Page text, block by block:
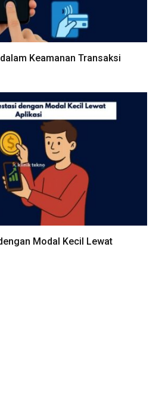
Keamanan Transaksi
Modal Kecil Lewat